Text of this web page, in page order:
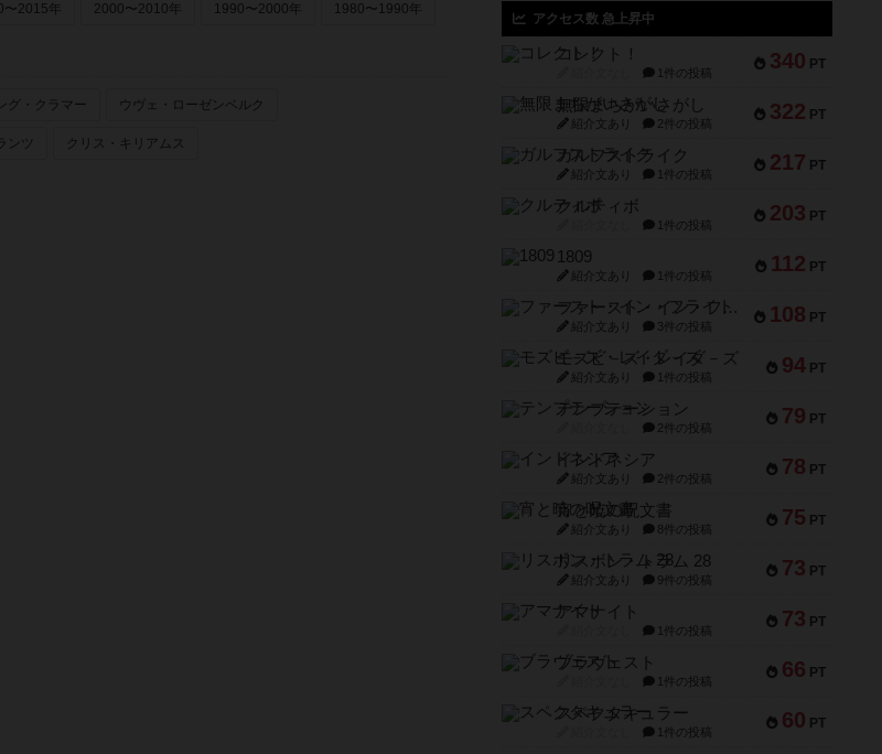
〜2015年 2000〜2010年 1990〜2000年 1980〜1990年
グ・クラマー ウヴェ・ローゼンベルク
ンツ クリス・キリアムス
アクセス数 急上昇中
340 PT
コレクト！
1件の投稿
322 PT
無限まちがいさがし
紹介文あり 2件の投稿
217 PT
ガルフストライク
紹介文あり 1件の投稿
203 PT
クルティボ
1件の投稿
112 PT
1809
紹介文あり 1件の投稿
108 PT
ファースト・イン・フライト
紹介文あり 3件の投稿
94 PT
モズビ－ズ・レイダ－ズ
紹介文あり 1件の投稿
79 PT
テンプテーション
2件の投稿
78 PT
インドネシア
紹介文あり 2件の投稿
75 PT
宵と暁の呪文書
紹介文あり 8件の投稿
73 PT
リスボン・トラム 28
紹介文あり 9件の投稿
73 PT
アマナイト
1件の投稿
66 PT
ブラヴェスト
1件の投稿
60 PT
スペクタキュラー
1件の投稿